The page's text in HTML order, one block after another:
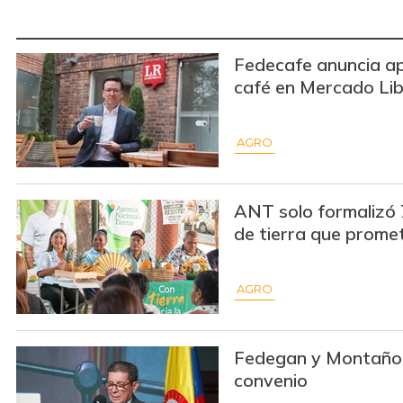
Fedecafe anuncia
café en Mercado
AGRO
ANT solo formalizó
de tierra que
AGRO
Fedegan y
convenio